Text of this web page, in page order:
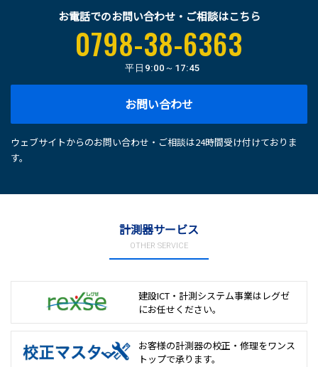
お電話でのお問い合わせ・ご相談はこちら
0798-38-6363
平日 9:00～17:45
お問い合わせ
ウェブサイトからのお問い合わせ・ご相談は24時間受け付けておりま
す。
計測器サービス
OTHER SERVICE
建設ICT・計測システム事業は レグゼ
にお任せください。
お客様の計測器の校正・修理をワンス
トップで承ります。